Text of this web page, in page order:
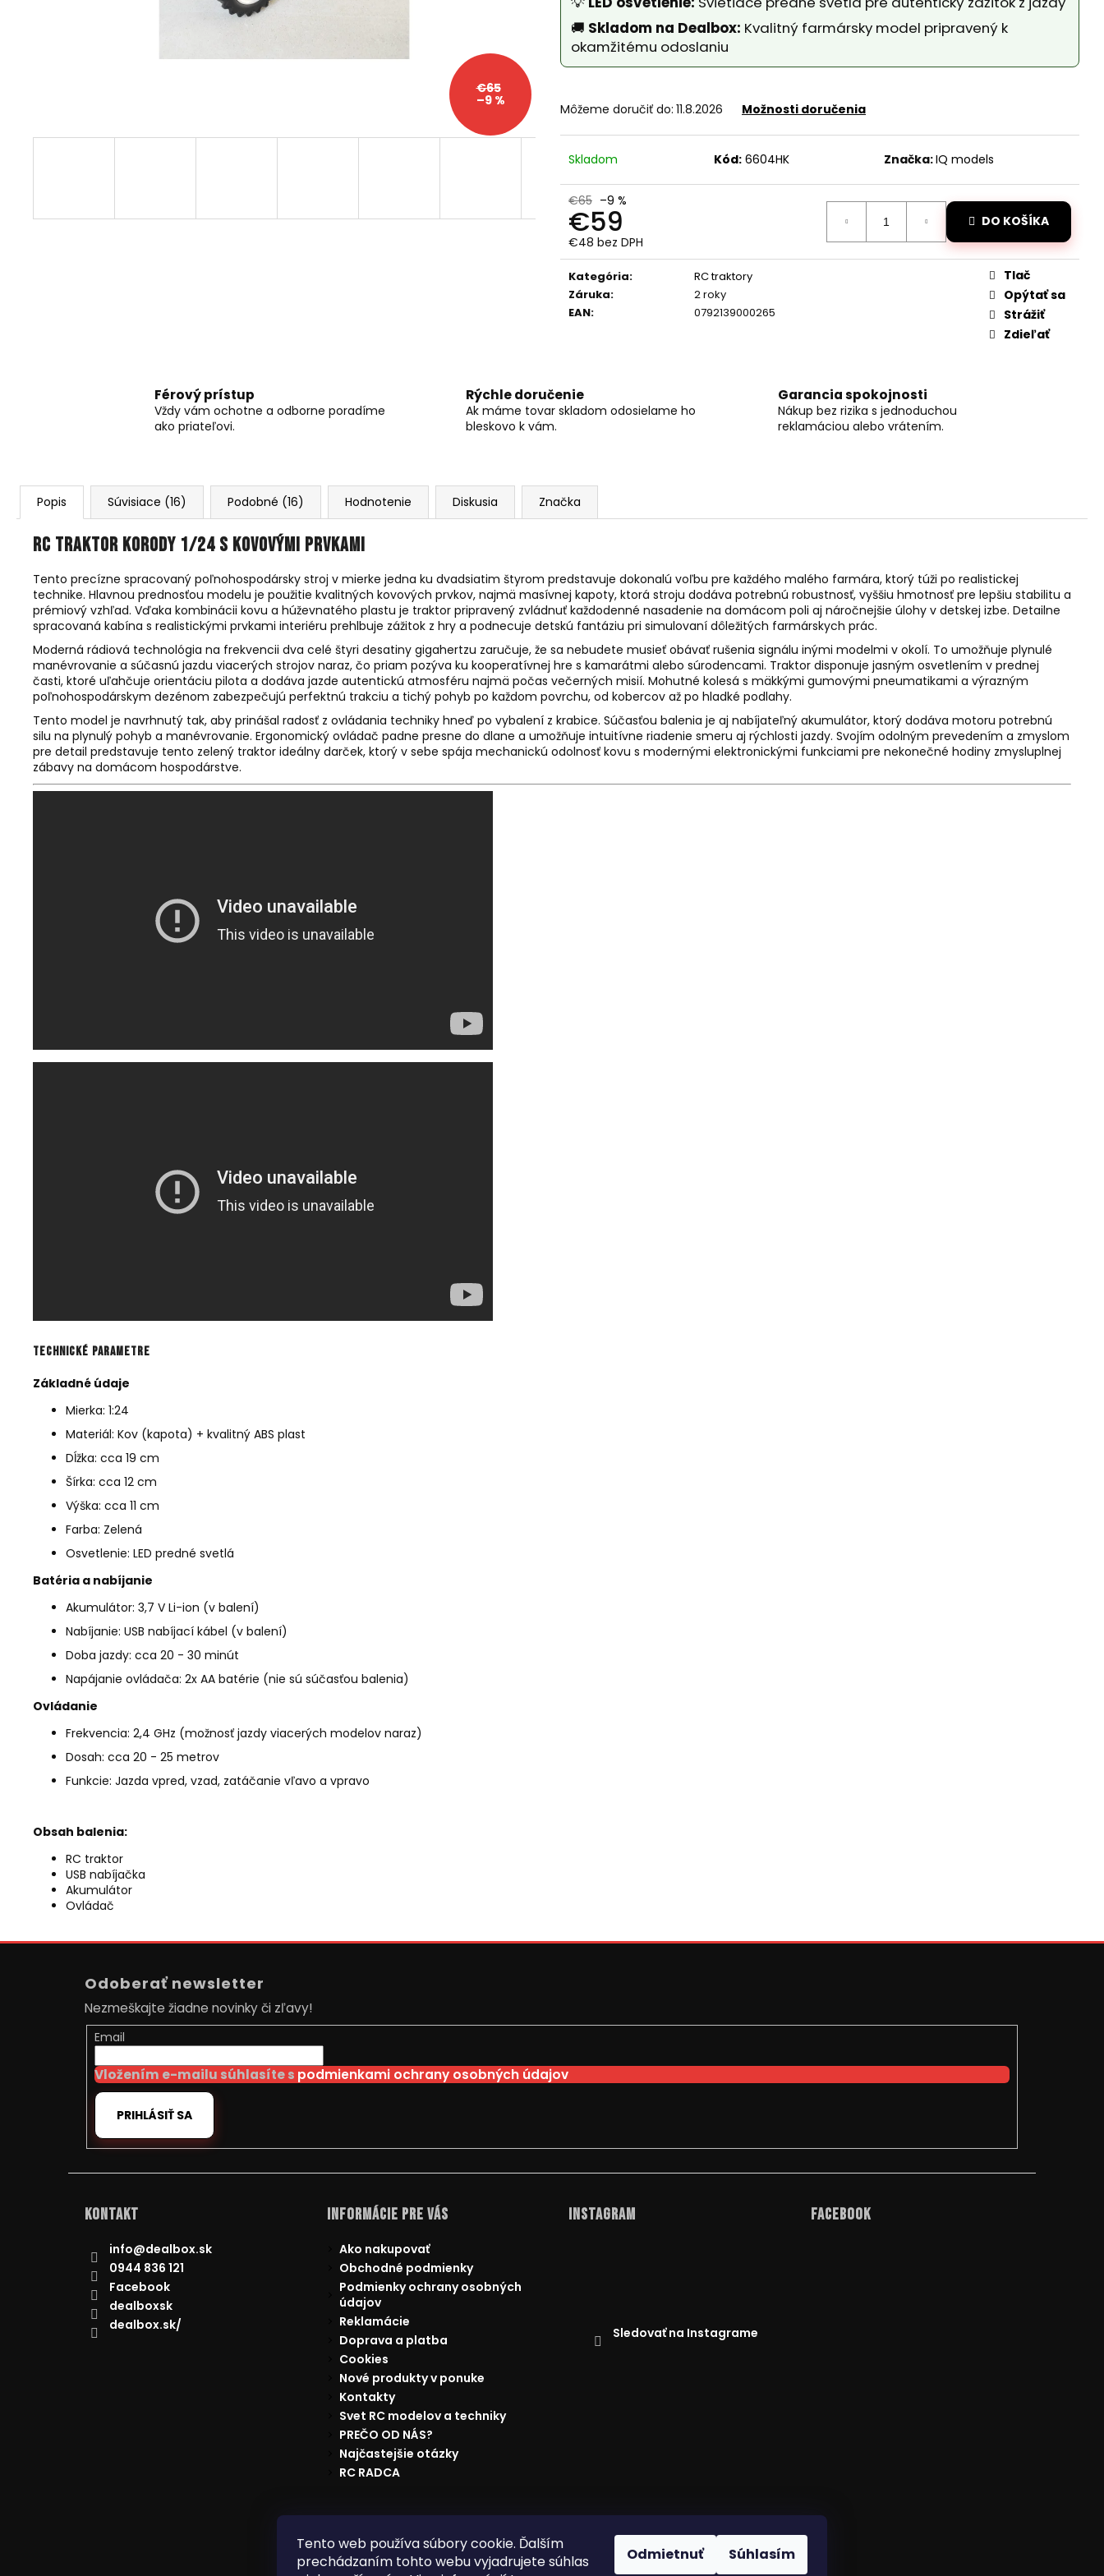
Tento web používa súbory cookie. Ďalším
prechádzaním tohto webu vyjadrujete súhlas
Odmietnuť Súhlasím
🚚 Skladom na Dealbox: Kvalitný farmársky model pripravený k
okamžitému odoslaniu
Môžeme doručiť do: 11.8.2026 Možnosti doručenia
Skladom Kód: 6604HK Značka:IQ models
€65 –9 %
€59
€48 bez DPH
Jednotková
cena:
DO KOŠÍKA
Kategória:
RC traktory
Záruka:
2 roky
EAN: 0792139000265
Tlač
Opýtať sa
Strážiť
Zdieľať
€65
–9 %
Férový prístup
Vždy vám ochotne a odborne poradíme
ako priateľovi.
Rýchle doručenie
Ak máme tovar skladom odosielame ho
bleskovo k vám.
Garancia spokojnosti
Nákup bez rizika s jednoduchou
reklamáciou alebo vrátením.
Popis Súvisiace (16) Podobné (16) Hodnotenie Diskusia Značka
RC TRAKTOR KORODY 1/24 s kovovými prvkami
Tento precízne spracovaný poľnohospodársky stroj v mierke jedna ku dvadsiatim štyrom predstavuje dokonalú voľbu pre každého malého farmára, ktorý túži po realistickej
technike. Hlavnou prednosťou modelu je použitie kvalitných kovových prvkov, najmä masívnej kapoty, ktorá stroju dodáva potrebnú robustnosť, vyššiu hmotnosť pre lepšiu stabilitu a
prémiový vzhľad. Vďaka kombinácii kovu a húževnatého plastu je traktor pripravený zvládnuť každodenné nasadenie na domácom poli aj náročnejšie úlohy v detskej izbe. Detailne
spracovaná kabína s realistickými prvkami interiéru prehlbuje zážitok z hry a podnecuje detskú fantáziu pri simulovaní dôležitých farmárskych prác.
Moderná rádiová technológia na frekvencii dva celé štyri desatiny gigahertzu zaručuje, že sa nebudete musieť obávať rušenia signálu inými modelmi v okolí. To umožňuje plynulé
manévrovanie a súčasnú jazdu viacerých strojov naraz, čo priam pozýva ku kooperatívnej hre s kamarátmi alebo súrodencami. Traktor disponuje jasným osvetlením v prednej
časti, ktoré uľahčuje orientáciu pilota a dodáva jazde autentickú atmosféru najmä počas večerných misií. Mohutné kolesá s mäkkými gumovými pneumatikami a výrazným
poľnohospodárskym dezénom zabezpečujú perfektnú trakciu a tichý pohyb po každom povrchu, od kobercov až po hladké podlahy.
Tento model je navrhnutý tak, aby prinášal radosť z ovládania techniky hneď po vybalení z krabice. Súčasťou balenia je aj nabíjateľný akumulátor, ktorý dodáva motoru potrebnú
silu na plynulý pohyb a manévrovanie. Ergonomický ovládač padne presne do dlane a umožňuje intuitívne riadenie smeru aj rýchlosti jazdy. Svojím odolným prevedením a zmyslom
pre detail predstavuje tento zelený traktor ideálny darček, ktorý v sebe spája mechanickú odolnosť kovu s modernými elektronickými funkciami pre nekonečné hodiny zmysluplnej
zábavy na domácom hospodárstve.
Technické parametre
Základné údaje
Mierka: 1:24
Materiál: Kov (kapota) + kvalitný ABS plast
Dĺžka: cca 19 cm
Šírka: cca 12 cm
Výška: cca 11 cm
Farba: Zelená
Osvetlenie: LED predné svetlá
Batéria a nabíjanie
Akumulátor: 3,7 V Li-ion (v balení)
Nabíjanie: USB nabíjací kábel (v balení)
Doba jazdy: cca 20 - 30 minút
Napájanie ovládača: 2x AA batérie (nie sú súčasťou balenia)
Ovládanie
Frekvencia: 2,4 GHz (možnosť jazdy viacerých modelov naraz)
Dosah: cca 20 - 25 metrov
Funkcie: Jazda vpred, vzad, zatáčanie vľavo a vpravo
Obsah balenia:
RC traktor
USB nabíjačka
Akumulátor
Ovládač
RC DRIFTOVACIE AUTO HB-DRIFT CAR RC DRIFTOVACIE AUTO HB-DRIFT CAR DIAĽKOVO OVLÁDANÝ JCB TRAKTOR
BAGER 1:20 RTR 2,4GHZ
€59
Pôvodne: €66
Odoberať newsletter
Nezmeškajte žiadne novinky či zľavy!
Email
Vložením e-mailu súhlasíte s podmienkami ochrany osobných údajov
PRIHLÁSIŤ SA
Kontakt
info@dealbox.sk
0944 836 121
Facebook
dealboxsk
dealbox.sk/
Informácie pre Vás
Ako nakupovať
Obchodné podmienky
Podmienky ochrany osobných
údajov
Reklamácie
Doprava a platba
Cookies
Nové produkty v ponuke
Kontakty
Svet RC modelov a techniky
PREČO OD NÁS?
Najčastejšie otázky
RC RADCA
Instagram
Sledovať na Instagrame
Facebook
Reklamácie Doprava a platba Najnižšia cena na trhu Obchodné podmienky